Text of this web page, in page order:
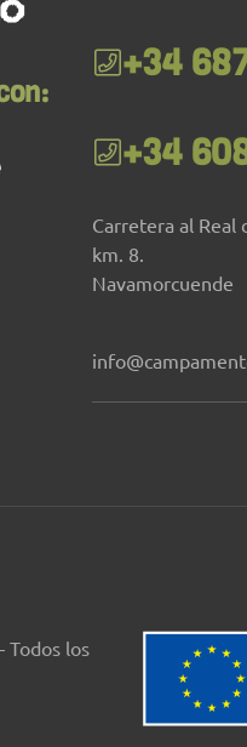
+34
+34
Carretera al Real
km. 8.
Navamorcuende
Todos los